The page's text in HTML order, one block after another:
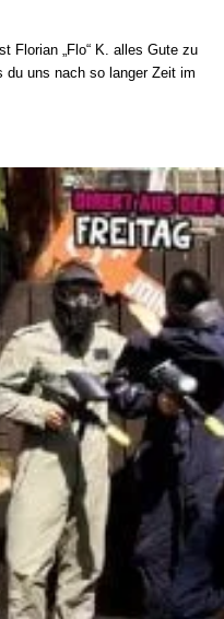
Florian „Flo“ K. alles Gute zu
du uns nach so langer Zeit im